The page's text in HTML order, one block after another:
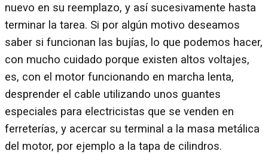
nuevo en su reemplazo, y así sucesivamente hasta
terminar la tarea. Si por algún motivo deseamos
saber si funcionan las bujías, lo que podemos hacer,
con mucho cuidado porque existen altos voltajes,
es, con el motor funcionando en marcha lenta,
desprender el cable utilizando unos guantes
especiales para electricistas que se venden en
ferreterías, y acercar su terminal a la masa metálica
del motor, por ejemplo a la tapa de cilindros.